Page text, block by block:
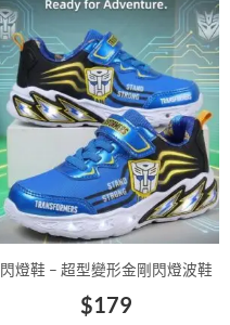
閃燈鞋 – 超型變形金剛閃燈波鞋
$179
品
有
多
種
款
式。
可
在
產
頁
面